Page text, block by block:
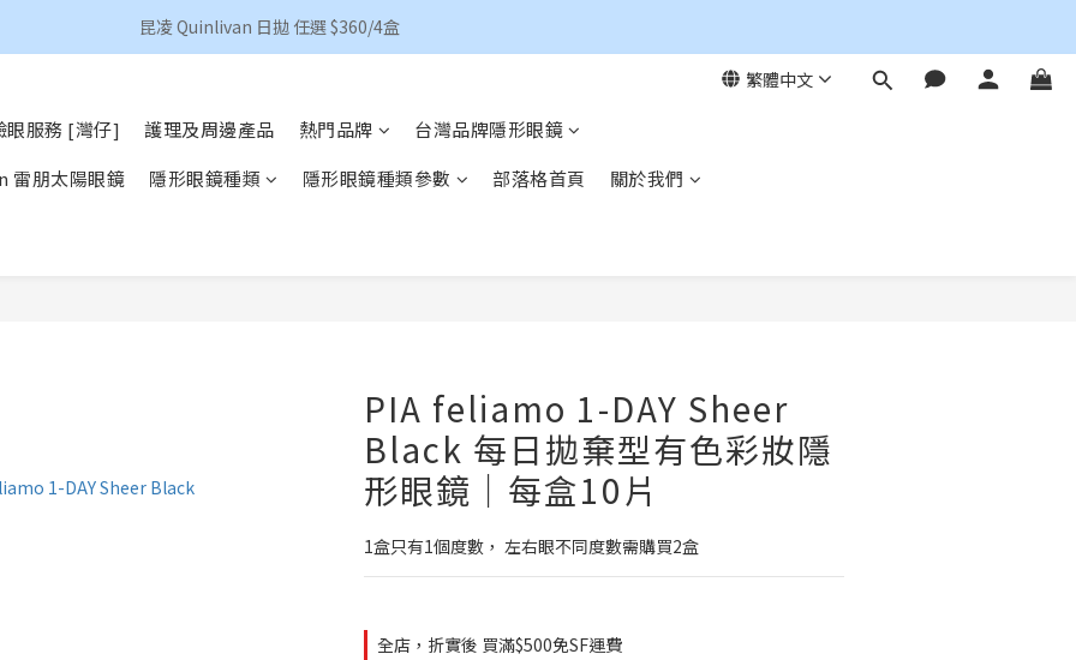
香港地區買滿HKD 500(澳門HKD 600)順豐包郵
昆凌 Quinlivan 日拋 任選 $360/4盒
繁體中文
眼服務 [灣仔] 護理及周邊產品 熱門品牌
台灣品牌隱形眼鏡
雷朋太陽眼鏡
隱形眼鏡種類 隱形眼鏡種類參數 部落格首頁 關於我們
PIA feliamo 1-DAY Sheer
Black 每日拋棄型有色彩妝隱
形眼鏡｜每盒10片
1盒只有1個度數， 左右眼不同度數需購買2盒
全店，折實後 買滿$500免SF運費